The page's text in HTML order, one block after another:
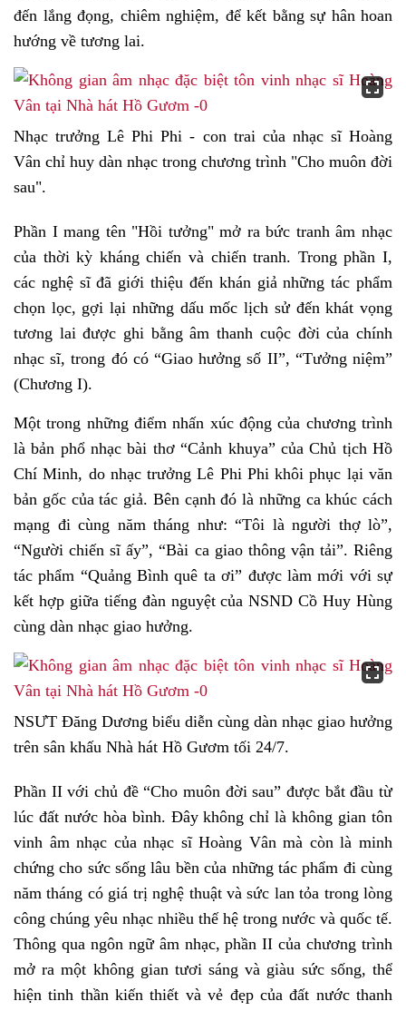
đến lắng đọng, chiêm nghiệm, để kết bằng sự hân hoan
hướng về tương lai.
Nhạc trưởng Lê Phi Phi - con trai của nhạc sĩ Hoàng
Vân chỉ huy dàn nhạc trong chương trình "Cho muôn đời
sau".
Phần I mang tên "Hồi tưởng" mở ra bức tranh âm nhạc
của thời kỳ kháng chiến và chiến tranh. Trong phần I,
các nghệ sĩ đã giới thiệu đến khán giả những tác phẩm
chọn lọc, gợi lại những dấu mốc lịch sử đến khát vọng
tương lai được ghi bằng âm thanh cuộc đời của chính
nhạc sĩ, trong đó có “Giao hưởng số II”, “Tưởng niệm”
(Chương I).
Một trong những điểm nhấn xúc động của chương trình
là bản phổ nhạc bài thơ “Cảnh khuya” của Chủ tịch Hồ
Chí Minh, do nhạc trưởng Lê Phi Phi khôi phục lại văn
bản gốc của tác giả. Bên cạnh đó là những ca khúc cách
mạng đi cùng năm tháng như: “Tôi là người thợ lò”,
“Người chiến sĩ ấy”, “Bài ca giao thông vận tải”. Riêng
tác phẩm “Quảng Bình quê ta ơi” được làm mới với sự
kết hợp giữa tiếng đàn nguyệt của NSND Cồ Huy Hùng
cùng dàn nhạc giao hưởng.
NSƯT Đăng Dương biểu diễn cùng dàn nhạc giao hưởng
trên sân khấu Nhà hát Hồ Gươm tối 24/7.
Phần II với chủ đề “Cho muôn đời sau” được bắt đầu từ
lúc đất nước hòa bình. Đây không chỉ là không gian tôn
vinh âm nhạc của nhạc sĩ Hoàng Vân mà còn là minh
chứng cho sức sống lâu bền của những tác phẩm đi cùng
năm tháng có giá trị nghệ thuật và sức lan tỏa trong lòng
công chúng yêu nhạc nhiều thế hệ trong nước và quốc tế.
Thông qua ngôn ngữ âm nhạc, phần II của chương trình
mở ra một không gian tươi sáng và giàu sức sống, thể
hiện tinh thần kiến thiết và vẻ đẹp của đất nước thanh